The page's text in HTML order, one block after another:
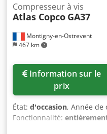
Montigny-en-Ostrevent
467 km
Compresseur à vis
Atlas Copco GA37
prix
État: d'occasion, Année de
Fonctionnalité: